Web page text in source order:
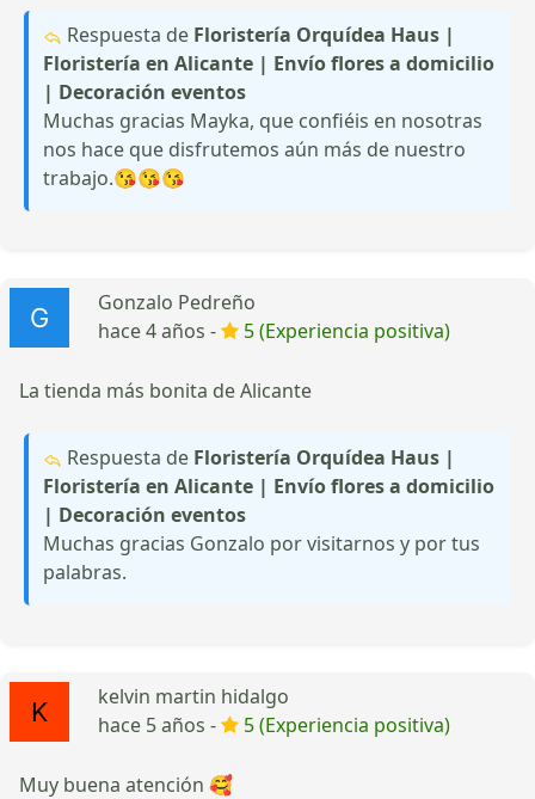
Respuesta de Floristería Orquídea Haus |
Floristería en Alicante | Envío flores a domicilio
| Decoración eventos
Muchas gracias Mayka, que confiéis en nosotras
nos hace que disfrutemos aún más de nuestro
trabajo.😘😘😘
Gonzalo Pedreño
hace 4 años -
5 (Experiencia positiva)
La tienda más bonita de Alicante
Respuesta de Floristería Orquídea Haus |
Floristería en Alicante | Envío flores a domicilio
| Decoración eventos
Muchas gracias Gonzalo por visitarnos y por tus
palabras.
kelvin martin hidalgo
hace 5 años -
5 (Experiencia positiva)
Muy buena atención 🥰